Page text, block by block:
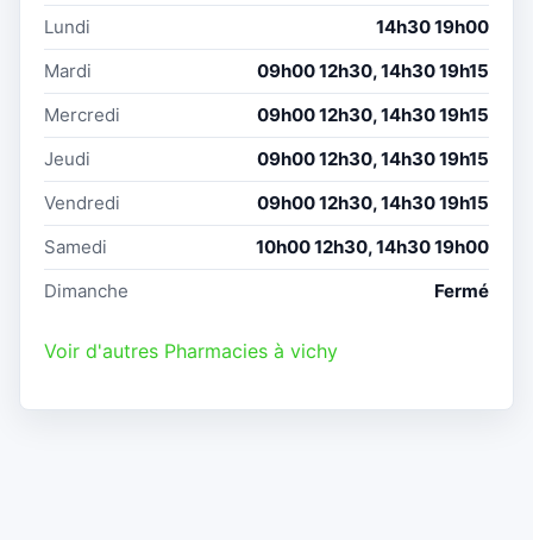
Lundi
14h30 19h00
Mardi
09h00 12h30, 14h30 19h15
Mercredi
09h00 12h30, 14h30 19h15
Jeudi
09h00 12h30, 14h30 19h15
Vendredi
09h00 12h30, 14h30 19h15
Samedi
10h00 12h30, 14h30 19h00
Dimanche
Fermé
Voir d'autres Pharmacies à vichy